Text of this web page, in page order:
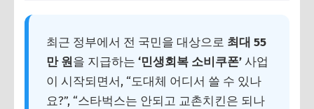
최근 정부에서 전 국민을 대상으로 최대 55
만 원을 지급하는‘민생회복 소비쿠폰’ 사업
이 시작되면서, “도대체 어디서 쓸 수 있나
요?”, “스타벅스는 안되고 교촌치킨은 되나